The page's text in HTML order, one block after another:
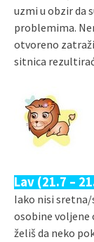
uzmi u obzir da
problemima.
otvoreno
sitnica
Lav (21.7 –
Iako nisi
osobine voljene
želiš da neko